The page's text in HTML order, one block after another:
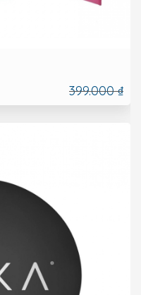
399.000 ₫